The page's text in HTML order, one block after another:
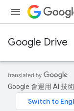
Google Drive
Google 會運用 AI 技